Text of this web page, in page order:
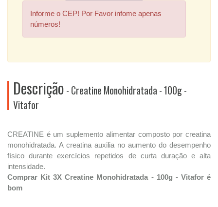
Informe o CEP! Por Favor infome apenas
números!
Descrição - Creatine Monohidratada - 100g -
Vitafor
CREATINE é um suplemento alimentar composto por creatina
monohidratada. A creatina auxilia no aumento do desempenho
físico durante exercícios repetidos de curta duração e alta
intensidade.
Comprar Kit 3X Creatine Monohidratada - 100g - Vitafor é
bom